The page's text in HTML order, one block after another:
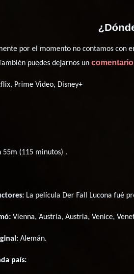
por el momento no contamos con
puedes dejarnos uncomentario
Prime Video, Disney+
55m (115 minutos) .
La película Der Fall Lucona fué
Vienna, Austria, Austria, Venice,
Alemán.
país: